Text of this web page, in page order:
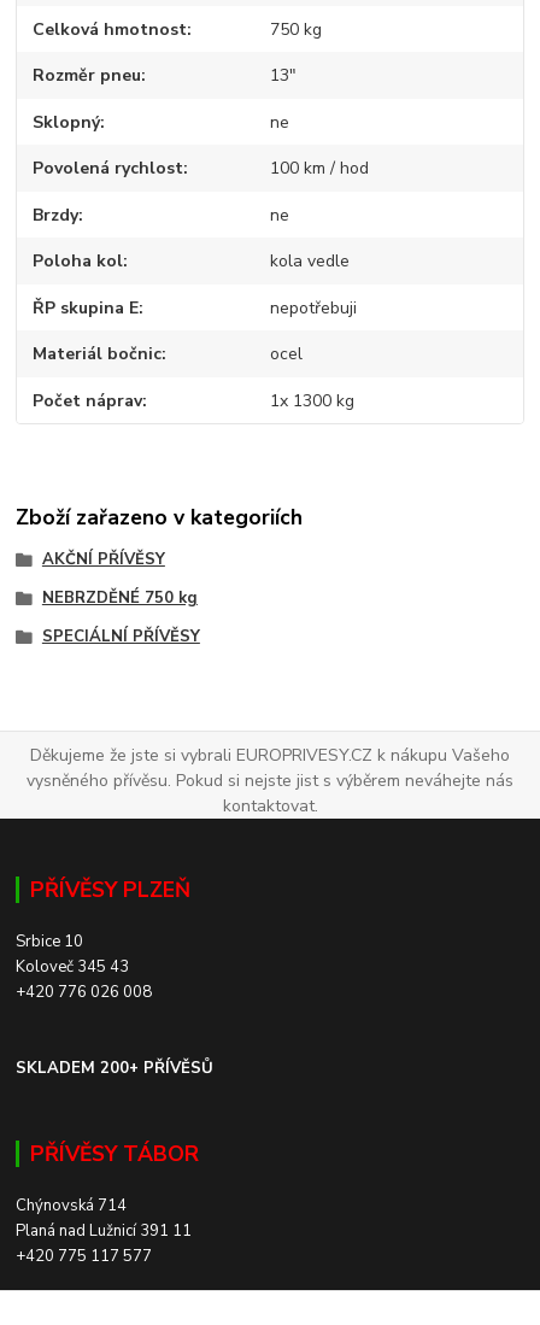
Celková hmotnost 750 kg
Rozměr pneu 13"
Sklopný ne
Povolená rychlost 100 km / hod
Brzdy ne
Poloha kol kola vedle
ŘP skupina E nepotřebuji
Materiál bočnic ocel
Počet náprav 1x 1300 kg
Zboží zařazeno v kategoriích
AKČNÍ PŘÍVĚSY
NEBRZDĚNÉ 750 kg
SPECIÁLNÍ PŘÍVĚSY
Děkujeme že jste si vybrali EUROPRIVESY.CZ k nákupu Vašeho
vysněného přívěsu. Pokud si nejste jist s výběrem neváhejte nás
kontaktovat.
PŘÍVĚSY PLZEŇ
Srbice 10
Koloveč 345 43
+420 776 026 008
SKLADEM 200+ PŘÍVĚSŮ
PŘÍVĚSY TÁBOR
Chýnovská 714
Planá nad Lužnicí 391 11
+420 775 117 577